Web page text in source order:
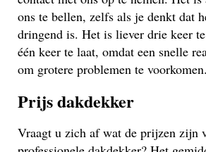
ons te bellen, zelfs als je denkt dat
dringend is. Het is liever drie keer
één keer te laat, omdat een snelle
om grotere problemen te voorkomen.
Prijs dakdekker
Vraagt u zich af wat de prijzen zijn